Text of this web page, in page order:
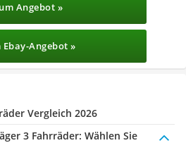
Angebot »
Ebay-Angebot »
Vergleich 2026
3 Fahrräder: Wählen Sie